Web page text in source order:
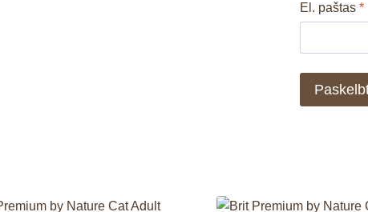
El. paštas*